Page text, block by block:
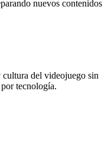
nuevos contenidos
del videojuego sin
tecnología.